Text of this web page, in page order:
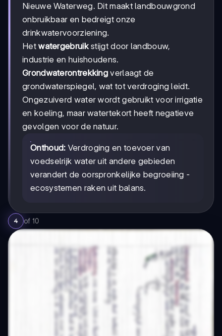
Nieuwe Waterweg. Dit maakt landbouwgrond
onbruikbaar en bedreigt onze
drinkwatervoorziening.
Hetwatergebruikstijgt door landbouw,
industrie en huishoudens.
Grondwaterontrekking verlaagt de
grondwaterspiegel, wat tot verdroging leidt.
Ongezuiverd water wordt gebruikt voor irrigatie
en koeling, maar watertekort heeft negatieve
gevolgen voor de natuur.
Onthoud: Verdroging en toevoer van
voedselrijk water uit andere gebieden
verandert de oorspronkelijke begroeiing -
ecosystemen raken uit balans.
4 of 10